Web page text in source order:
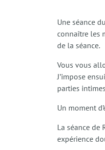
Une séance
connaître les
de la séance.
Vous vous
J’impose
parties
Un moment
La séance de
expérience